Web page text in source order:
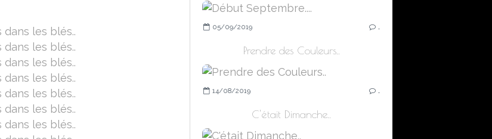
05/09/2019
Prendre des Couleurs..
14/08/2019
C'était Dimanche..